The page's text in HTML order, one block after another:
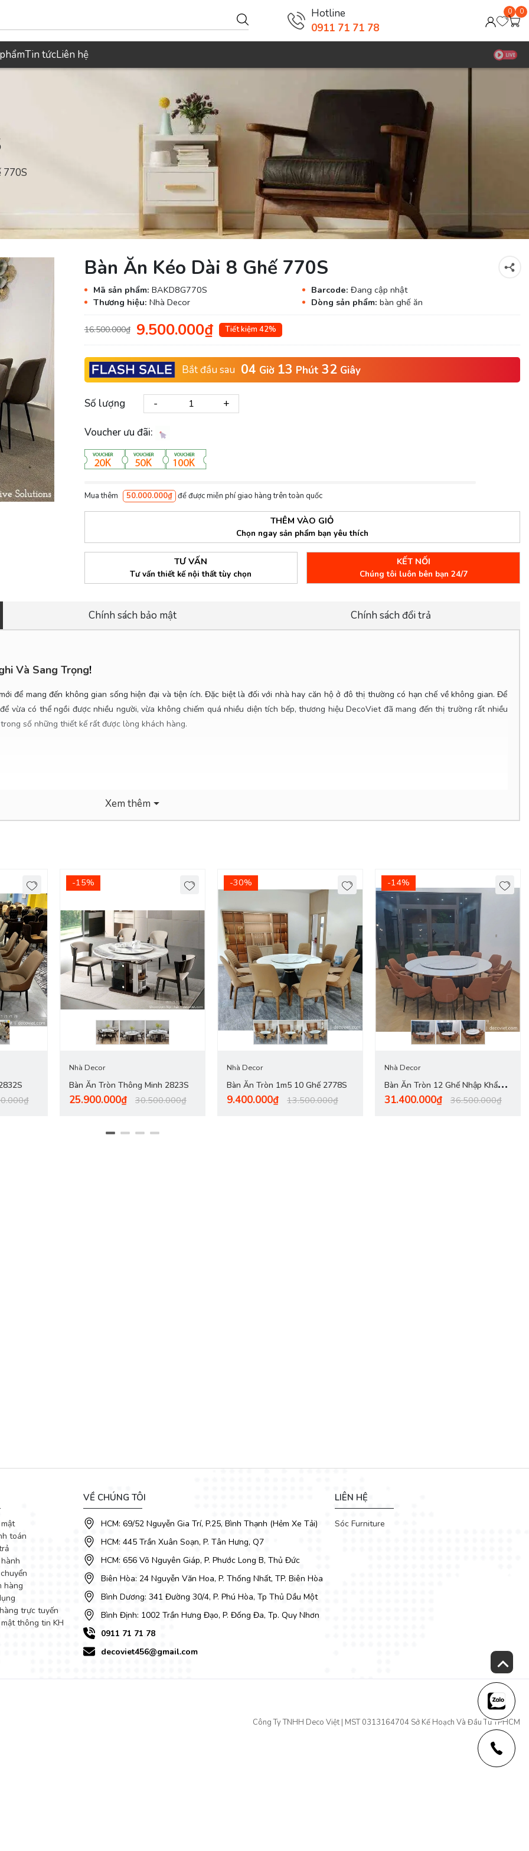
Hotline
0911 71 71 78
0 0
Tin tứcLiên hệ
770S
Bàn Ăn Kéo Dài 8 Ghế 770S
Mã sản phẩm: BAKD8G770S Barcode: Đang cập nhật
Thương hiệu: Nhà Decor Dòng sản phẩm: bàn ghế ăn
16.500.000₫ 9.500.000₫ Tiết kiệm 42%
Bắt đầu sau 04 Giờ 13 Phút 31 Giây
Số lượng - +
Voucher ưu đãi:
Mua thêm 50.000.000₫ để được miễn phí giao hàng trên toàn quốc
THÊM VÀO GIỎ
Chọn ngay sản phẩm bạn yêu thích
TƯ VẤN
Tư vấn thiết kế nội thất tùy chọn
KẾT NỐI
Chúng tôi luôn bên bạn 24/7
Chính sách bảo mật Chính sách đổi trả
Và Sang Trọng!
để mang đến không gian sống hiện đại và tiện ích. Đặc biệt là đối với nhà hay căn hộ ở đô thị thường có hạn chế về không gian. Để
vừa có thể ngồi được nhiều người, vừa không chiếm quá nhiều diện tích bếp, thương hiệu DecoViet đã mang đến thị trường rất nhiều
số những thiết kế rất được lòng khách hàng.
nội thành Bình Dương.
mặt đá cao cấp. Chất liệu này vừa mang đến phong cách hiện đại, vừa sang trọng lại dễ sử dụng và tuổi thọ cao. Phần chân bàn
dễ dàng lau chùi, vân đá cực kỳ sang trọng và hiện đại.
Xem thêm
-15%
Nhà Decor
Bàn Ăn Tròn Thông Minh 2823S
25.900.000₫ 30.500.000₫
-30%
Nhà Decor
Bàn Ăn Tròn 1m5 10 Ghế 2778S
9.400.000₫ 13.500.000₫
-14%
Nhà Decor
Bàn Ăn Tròn 12 Ghế Nhập Khẩu
2785S
31.400.000₫ 36.500.000₫
toán
hàng
trực tuyến
thông tin KH
VỀ CHÚNG TÔI
HCM: 69/52 Nguyễn Gia Trí, P.25, Bình Thạnh (Hẻm Xe Tải)
HCM: 445 Trần Xuân Soạn, P. Tân Hưng, Q7
HCM: 656 Võ Nguyên Giáp, P. Phước Long B, Thủ Đức
Biên Hòa: 24 Nguyễn Văn Hoa, P. Thống Nhất, TP. Biên Hòa
Bình Dương: 341 Đường 30/4, P. Phú Hòa, Tp Thủ Dầu Một
Bình Định: 1002 Trần Hưng Đạo, P. Đống Đa, Tp. Quy Nhơn
0911 71 71 78
decoviet456@gmail.com
LIÊN HỆ
Sóc Furniture
Công Ty TNHH Deco Việt | MST 0313164704 Sở Kế Hoạch Và Đầu Tư TPHCM